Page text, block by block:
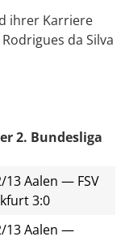
ihrer Karriere
da Silva
2. Bundesliga
13 Aalen — FSV
3:0
13 Aalen —